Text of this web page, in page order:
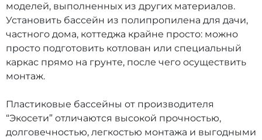
моделей, выполненных из других материалов.
Установить бассейн из полипропилена для дачи,
частного дома, коттеджа крайне просто: можно
просто подготовить котлован или специальный
каркас прямо на грунте, после чего осуществить
монтаж.
Пластиковые бассейны от производителя
“Экосети” отличаются высокой прочностью,
долговечностью, легкостью монтажа и выгодными